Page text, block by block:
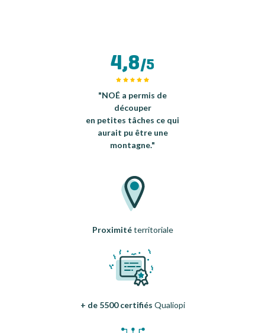
+ de 5500 certifiés Qualiopi
4,8/5
"NOÉ a permis de
découper
en petites tâches ce qui
aurait pu être une
montagne."
Proximitéterritoriale